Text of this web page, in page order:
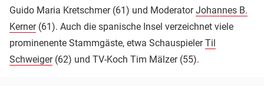
Guido Maria Kretschmer (61) und ModeratorJohannes B.
Kerner(61). Auch die spanische Insel verzeichnet viele
prominenente Stammgäste, etwa SchauspielerTil
Schweiger(62) und TV-Koch Tim Mälzer (55).